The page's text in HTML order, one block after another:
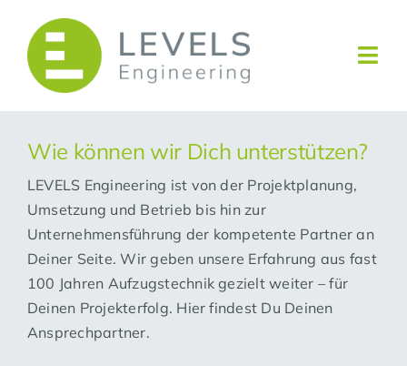
Inhalt
springen
News
Downloads
Referenzen
Wie können wir Dich unterstützen?
LEVELS Engineering ist von der Projektplanung,
Umsetzung und Betrieb bis hin zur
Unternehmensführung der kompetente Partner an
Deiner Seite. Wir geben unsere Erfahrung aus fast
100 Jahren Aufzugstechnik gezielt weiter – für
Deinen Projekterfolg. Hier findest Du Deinen
Ansprechpartner.